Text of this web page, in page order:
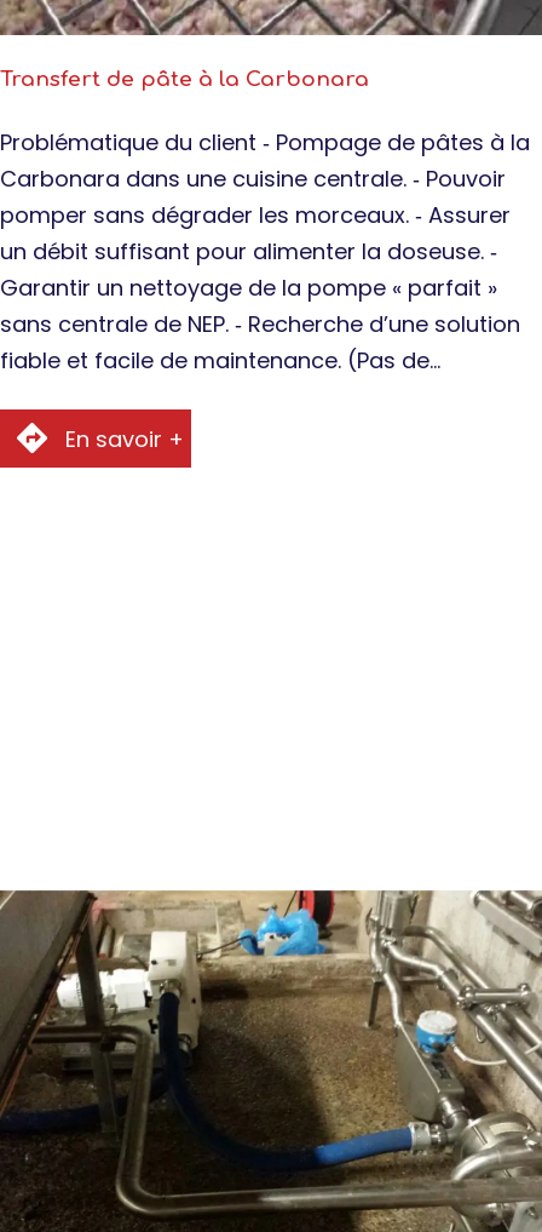
Transfert de pâte à la Carbonara
Problématique du client ‐ Pompage de pâtes à la
Carbonara dans une cuisine centrale. ‐ Pouvoir
pomper sans dégrader les morceaux. ‐ Assurer
un débit suffisant pour alimenter la doseuse. ‐
Garantir un nettoyage de la pompe « parfait »
sans centrale de NEP. ‐ Recherche d’une solution
fiable et facile de maintenance. (Pas de…
En savoir +